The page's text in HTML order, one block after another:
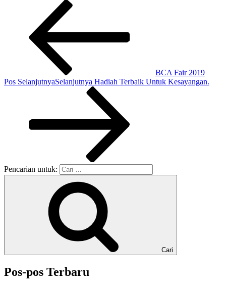
BCA Fair 2019
Pos SelanjutnyaSelanjutnya Hadiah Terbaik Untuk Kesayangan.
Pencarian untuk:
Cari
Pos-pos Terbaru